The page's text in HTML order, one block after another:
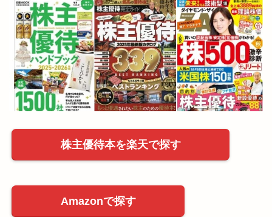
株主優待本を楽天で探す
Amazonで探す